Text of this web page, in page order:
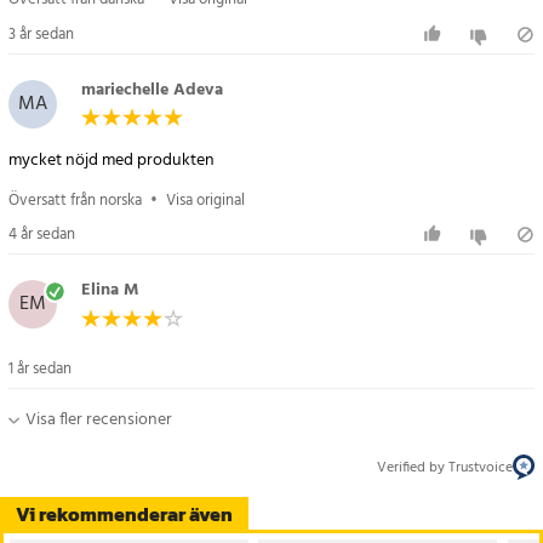
- Användning: För träning inom taekwondo, kickboxning, karate
och liknande kampsporter
- Målgrupp: Passar barn, ungdomar och vuxna på alla nivåer
Artikelnummer:94678
Vi rekommenderar även
3 år sedan
MA mariechelle Adeva
mycket nöjd med produkten
Översatt från norska • Visa original
4 år sedan
EM Elina M
1 år sedan
Visa fler recensioner
Verified by Trustvoice